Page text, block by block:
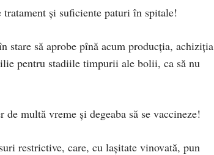
și suficiente paturi în spitale!
să aprobe pînă acum producția, achiziția
pentru stadiile timpurii ale bolii, ca să nu
multă vreme și degeaba să se vaccineze!
restrictive, care, cu lașitate vinovată, pun